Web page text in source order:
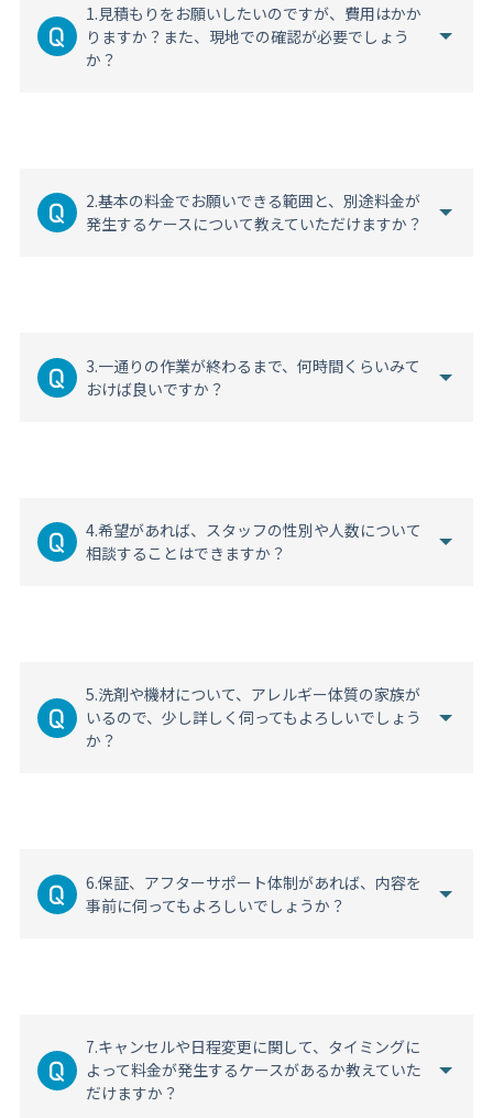
1.見積もりをお願いしたいのですが、費用はかか
りますか？また、現地での確認が必要でしょう
か？
2.基本の料金でお願いできる範囲と、別途料金が
発生するケースについて教えていただけますか？
3.一通りの作業が終わるまで、何時間くらいみて
おけば良いですか？
4.希望があれば、スタッフの性別や人数について
相談することはできますか？
5.洗剤や機材について、アレルギー体質の家族が
いるので、少し詳しく伺ってもよろしいでしょう
か？
6.保証、アフターサポート体制があれば、内容を
事前に伺ってもよろしいでしょうか？
7.キャンセルや日程変更に関して、タイミングに
よって料金が発生するケースがあるか教えていた
だけますか？